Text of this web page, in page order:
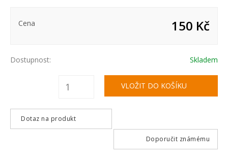
Cena 150 Kč
Dostupnost: Skladem
Dotaz na produkt
Doporučit známému